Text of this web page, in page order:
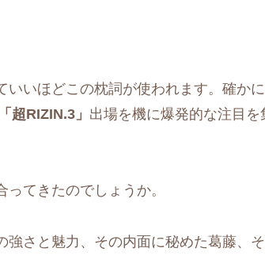
いほどこの枕詞が使われます。確か
超RIZIN.3」 出場を機に爆発的な注目を
てきたのでしょうか。
強さと魅力、その内面に秘めた葛藤、